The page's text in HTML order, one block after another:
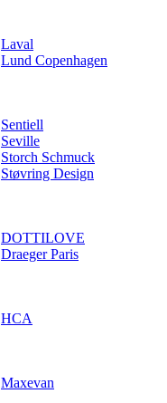
Laval
Lund Copenhagen
Sentiell
Seville
Storch Schmuck
Støvring Design
DOTTILOVE
Draeger Paris
HCA
Maxevan